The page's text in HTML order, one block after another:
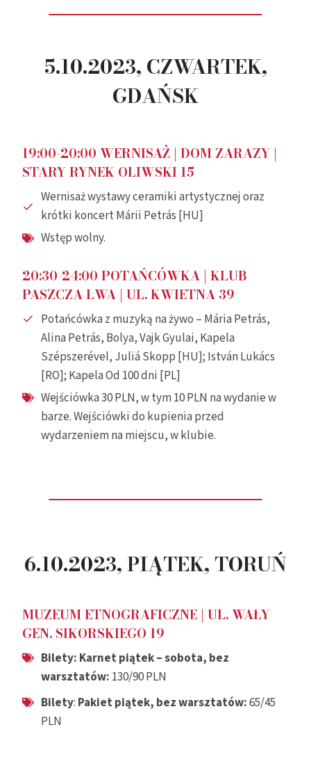
5.10.2023, CZWARTEK,
GDAŃSK
19:00-20:00 WERNISAŻ | DOM ZARAZY |
STARY RYNEK OLIWSKI 15
Wernisaż wystawy ceramiki artystycznej oraz
krótki koncert Márii Petrás [HU]
Wstęp wolny.
20:30-24:00 POTAŃCÓWKA | KLUB
PASZCZA LWA | UL. KWIETNA 39
Potańcówka z muzyką na żywo – Mária Petrás,
Alina Petrás, Bolya, Vajk Gyulai, Kapela
Szépszerével, Juliá Skopp [HU]; István Lukács
[RO]; Kapela Od 100 dni [PL]
Wejściówka 30 PLN, w tym 10 PLN na wydanie w
barze. Wejściówki do kupienia przed
wydarzeniem na miejscu, w klubie.
6.10.2023, PIĄTEK, TORUŃ
MUZEUM ETNOGRAFICZNE | UL. WAŁY
GEN. SIKORSKIEGO 19
Bilety: Karnet piątek – sobota, bez
warsztatów: 130/90 PLN
Bilety: Pakiet piątek, bez warsztatów:65/45
PLN